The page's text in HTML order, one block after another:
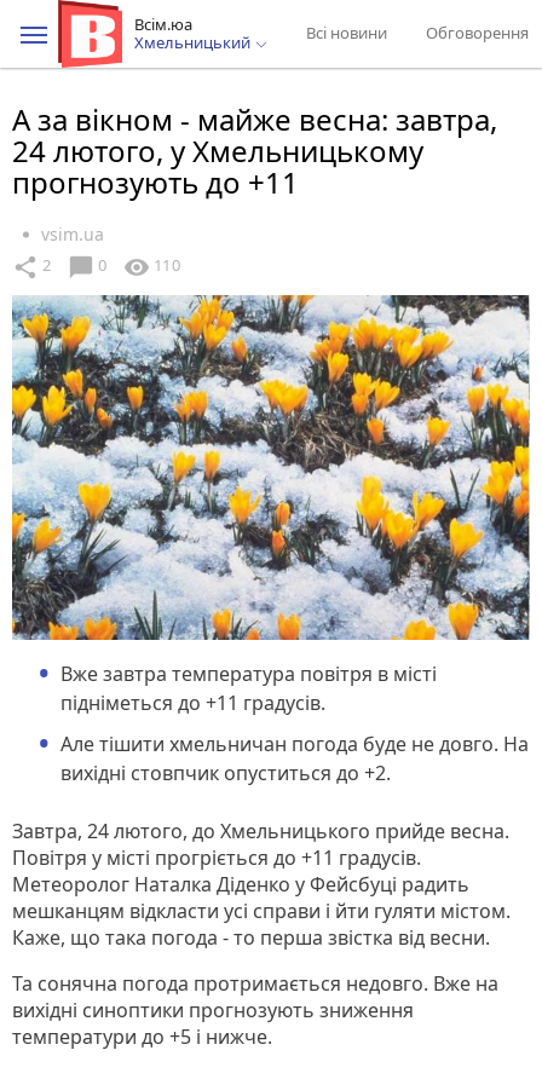
Всім.юа
Хмельницький
Всі новини Обговорення
А за вікном - майже весна: завтра,
24 лютого, у Хмельницькому
прогнозують до +11
vsim.ua
share 2 chat_bubble 0 visibility 110
Вже завтра температура повітря в місті
підніметься до +11 градусів.
Але тішити хмельничан погода буде не довго. На
вихідні стовпчик опуститься до +2.
Завтра, 24 лютого, до Хмельницького прийде весна.
Повітря у місті прогріється до +11 градусів.
Метеоролог Наталка Діденко у Фейсбуці радить
мешканцям відкласти усі справи і йти гуляти містом.
Каже, що така погода - то перша звістка від весни.
Та сонячна погода протримається недовго. Вже на
вихідні синоптики прогнозують зниження
температури до +5 і нижче.